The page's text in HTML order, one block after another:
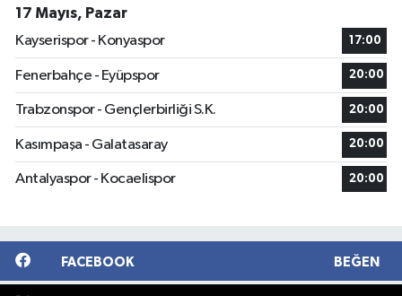
17 Mayıs, Pazar
Kayserispor - Konyaspor
17:00
Fenerbahçe - Eyüpspor 20:00
Trabzonspor - Gençlerbirliği S.K. 20:00
Kasımpaşa - Galatasaray 20:00
Antalyaspor - Kocaelispor 20:00
FACEBOOK BEĞEN